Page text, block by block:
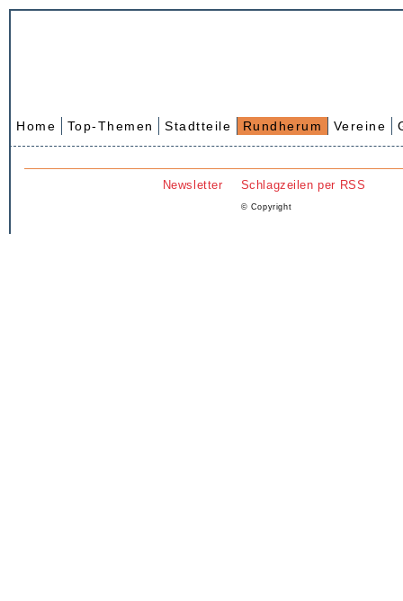
Home Top-Themen Stadtteile Rundherum Vereine
Newsletter Schlagzeilen per RSS
© Copyright